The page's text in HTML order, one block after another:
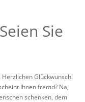
Sie
Glückwunsch!
Ihnen fremd? Na,
schenken, dem